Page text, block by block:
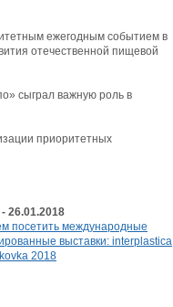
ежегодным событием в
отечественной пищевой
сыграл важную роль в
приоритетных
26.01.2018
посетить международные
выставки: interplastica
2018